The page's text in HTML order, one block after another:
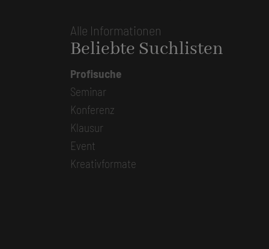
Alle Informationen
Beliebte Suchlisten
Profisuche
Seminar
Konferenz
Klausur
Event
Kreativformate